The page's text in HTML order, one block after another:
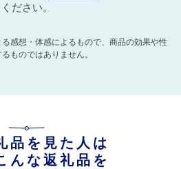
ください。
感想・体感によるもので、商品の効果や性
ものではありません。
品を見た人は
んな返礼品を